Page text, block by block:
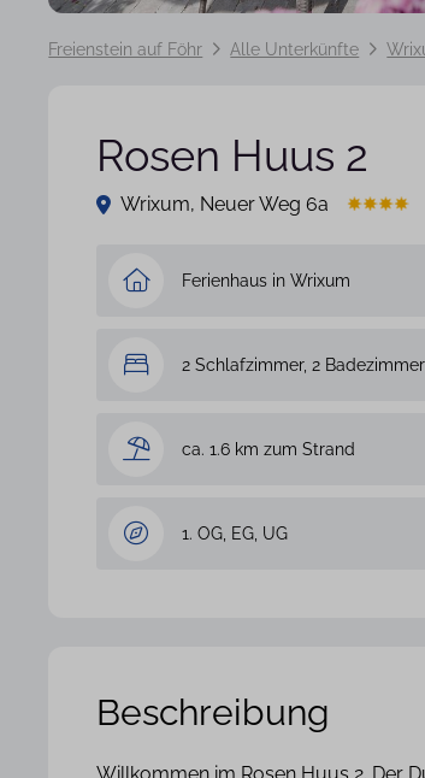
Freienstein auf Föhr Alle Unterkünfte
Rosen Huus 2
Wrixum, Neuer Weg 6a
Ferienhaus in Wrixum
2 Schlafzimmer, 2 Badezimmer
ca. 1.6 km zum Strand
1. OG, EG, UG
Beschreibung